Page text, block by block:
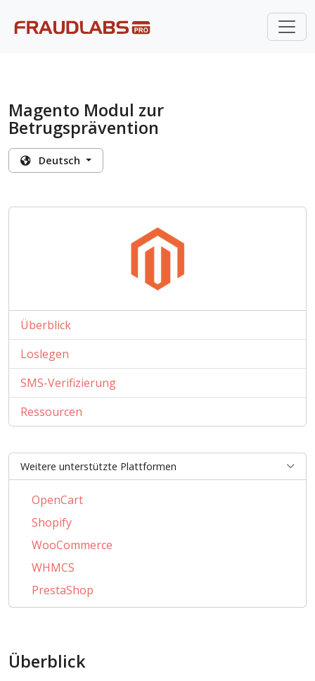
Magento Modul zur
Betrugsprävention
Deutsch
Überblick
Loslegen
SMS-Verifizierung
Ressourcen
Weitere unterstützte Plattformen
OpenCart
Shopify
WooCommerce
WHMCS
PrestaShop
BigCommerce
CubeCart
Überblick